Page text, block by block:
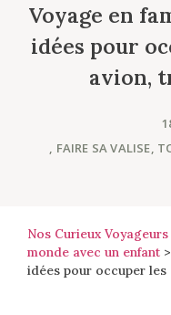
Voyage en
idées pour
avion,
, FAIRE SA VALISE,
Nos Curieux Voyageurs
monde avec un enfant >
idées pour occuper